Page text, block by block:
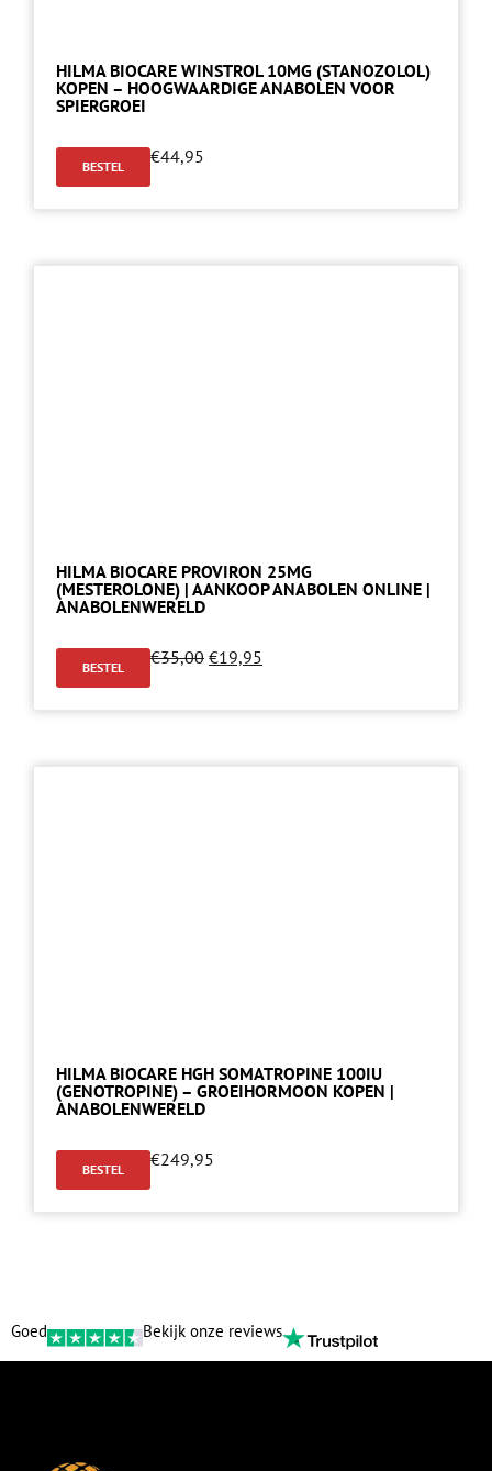
HILMA BIOCARE WINSTROL 10MG (STANOZOLOL)
KOPEN – HOOGWAARDIGE ANABOLEN VOOR
SPIERGROEI
BESTEL €44,95
HILMA BIOCARE PROVIRON 25MG
(MESTEROLONE) | AANKOOP ANABOLEN ONLINE |
ANABOLENWERELD
BESTEL €35,00 €19,95
HILMA BIOCARE HGH SOMATROPINE 100IU
(GENOTROPINE) – GROEIHORMOON KOPEN |
ANABOLENWERELD
BESTEL €249,95
Goed Bekijk onze reviews